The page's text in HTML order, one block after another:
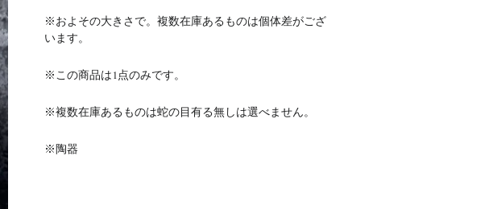
※およその大きさで。複数在庫あるものは個体差がござ
います。
※この商品は1点のみです。
※複数在庫あるものは蛇の目有る無しは選べません。
※陶器